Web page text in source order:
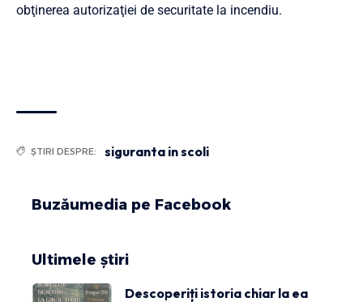
obţinerea autorizaţiei de securitate la incendiu.
ȘTIRI DESPRE: siguranta in scoli
Buzăumedia pe Facebook
Ultimele știri
Descoperiți istoria chiar la ea